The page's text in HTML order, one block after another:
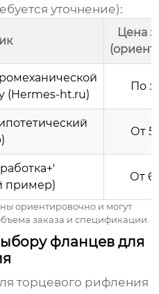
уточнение):
Цена
(Hermes-ht.ru)
По
От
пример)
От
ориентировочно и могут
заказа и спецификации.
фланцев для
торцевого рифления